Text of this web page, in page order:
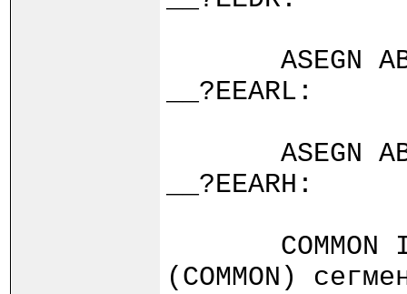
ASEGN
__?EEARL:
ASEGN
__?EEARH:
COMMON
(COMMON)